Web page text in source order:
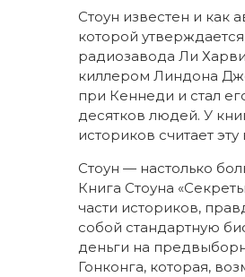
Стоун известен и как
которой
радиозавода Ли
киллером Линдона
при Кеннеди и стал
десятков людей. У
историков считает
Стоун — настолько
Книга Стоуна
части историков,
собой стандартную
деньги на
Гонконга, которая,